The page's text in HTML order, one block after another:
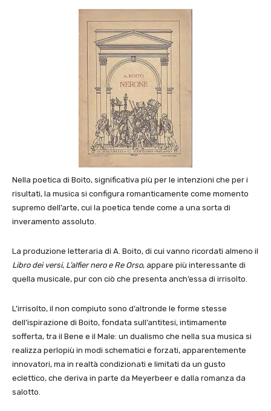
Nella poetica di Boito, significativa più per le intenzioni che per i
risultati, la musica si configura romanticamente come momento
supremo dell’arte, cui la poetica tende come a una sorta di
inveramento assoluto.
La produzione letteraria di A. Boito, di cui vanno ricordati almeno il
Libro dei versi, L’alfier nero e Re Orso, appare più interessante di
quella musicale, pur con ciò che presenta anch’essa di irrisolto.
L’irrisolto, il non compiuto sono d’altronde le forme stesse
dell’ispirazione di Boito, fondata sull’antitesi, intimamente
sofferta, tra il Bene e il Male: un dualismo che nella sua musica si
realizza perlopiù in modi schematici e forzati, apparentemente
innovatori, ma in realtà condizionati e limitati da un gusto
eclettico, che deriva in parte da Meyerbeer e dalla romanza da
salotto.